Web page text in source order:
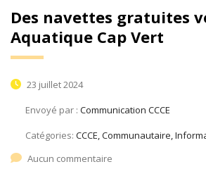
Des navettes gratuites
Aquatique Cap Vert
23 juillet 2024
Envoyé par : Communication CCCE
Catégories: CCCE, Communautaire,
Aucun commentaire